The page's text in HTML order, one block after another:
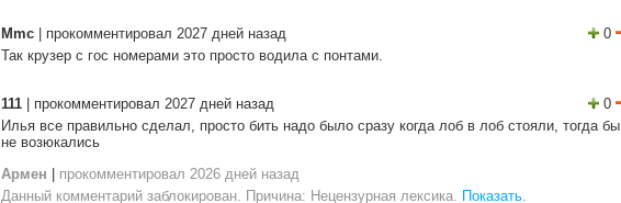
0
Mmc
прокомментировал 2027 дней назад
Так крузер с гос номерами это просто водила с понтами.
0
111
прокомментировал 2027 дней назад
Илья все правильно сделал, просто бить надо было сразу когда лоб в лоб стояли, тогда бы
не возюкались
Армен
прокомментировал 2026 дней назад
Данный комментарий заблокирован. Причина: Нецензурная лексика. Показать.